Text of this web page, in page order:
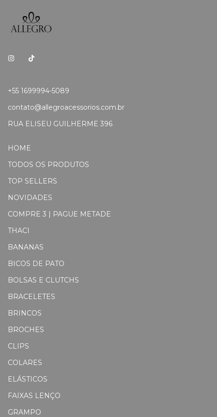
+55 1699994-5089
contato@allegroacessorios.com.br
RUA ELISEU GUILHERME 396
HOME
TODOS OS PRODUTOS
TOP SELLERS
NOVIDADES
COMPRE 3 | PAGUE METADE
THACI
BANANAS
BICOS DE PATO
BOLSAS E CLUTCHS
BRACELETES
BRINCOS
BROCHES
CLIPS
COLARES
ELÁSTICOS
FAIXAS LENÇO
GRAMPO